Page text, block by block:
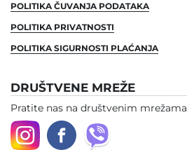
POLITIKA ČUVANJA PODATAKA
POLITIKA PRIVATNOSTI
POLITIKA SIGURNOSTI PLAĆANJA
DRUŠTVENE MREŽE
Pratite nas na društvenim mrežama